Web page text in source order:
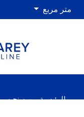
متر مربع
الرئيسية من نحن